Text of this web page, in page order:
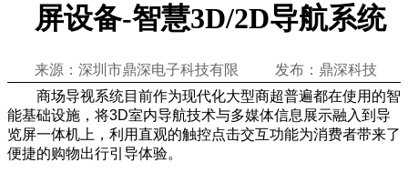
屏设备-智慧3D/2D导航系统
来源：深圳市鼎深电子科技有限 发布：鼎深科技
商场导视系统目前作为现代化大型商超普遍都在使用的智
能基础设施，将3D室内导航技术与多媒体信息展示融入到导
览屏一体机上，利用直观的触控点击交互功能为消费者带来了
便捷的购物出行引导体验。